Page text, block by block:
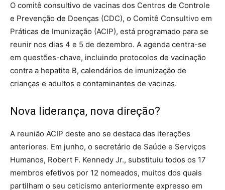
O comitê consultivo de vacinas dos Centros de Controle
e Prevenção de Doenças (CDC), o Comitê Consultivo em
Práticas de Imunização (ACIP), está programado para se
reunir nos dias 4 e 5 de dezembro. A agenda centra-se
em questões-chave, incluindo protocolos de vacinação
contra a hepatite B, calendários de imunização de
crianças e adultos e contaminantes de vacinas.
Nova liderança, nova direção?
A reunião ACIP deste ano se destaca das iterações
anteriores. Em junho, o secretário de Saúde e Serviços
Humanos, Robert F. Kennedy Jr., substituiu todos os 17
membros efetivos por 12 nomeados, muitos dos quais
partilham o seu ceticismo anteriormente expresso em